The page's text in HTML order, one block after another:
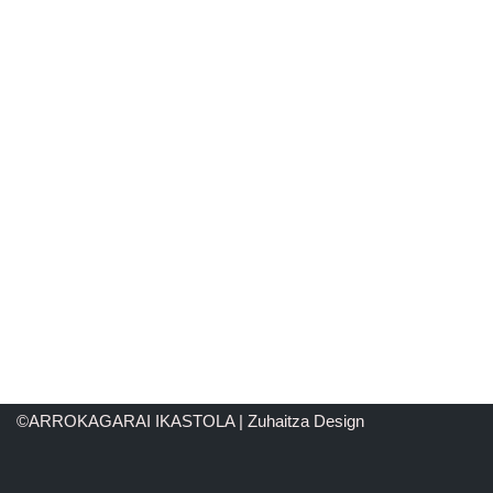
©ARROKAGARAI IKASTOLA | Zuhaitza Design